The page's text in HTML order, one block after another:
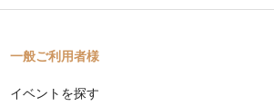
一般ご利用者様
イベントを探す